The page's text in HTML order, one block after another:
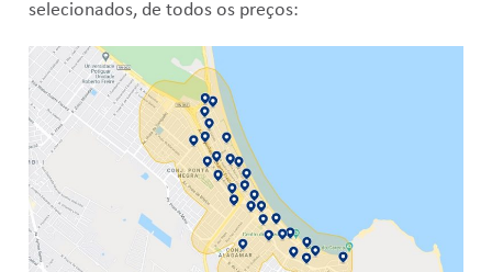
selecionados, de todos os preços: